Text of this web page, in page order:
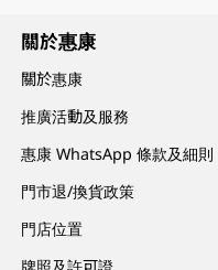
關於惠康
關於惠康
推廣活動及服務
惠康 WhatsApp 條款及細則
門市退/換貨政策
門店位置